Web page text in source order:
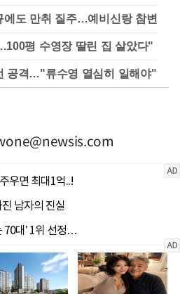
도 만취 질주…예비신랑 참변
평 수영장 딸린 집 살았다"
공격…"류수영 열심히 일해야"